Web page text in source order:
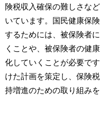
険税収入確保の難しさな
いています。国民健康保
するためには、被保険者
くことや、被保険者の健
化していくことが必要で
けた計画を策定し、保険
持増進のための取り組み